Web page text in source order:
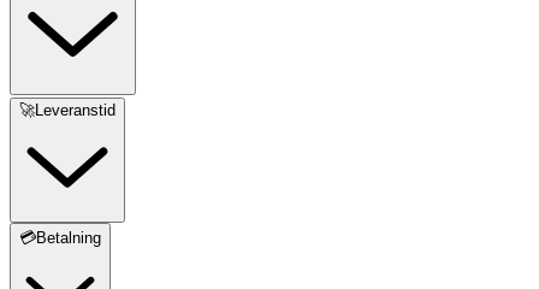
🚀Leveranstid
💳Betalning